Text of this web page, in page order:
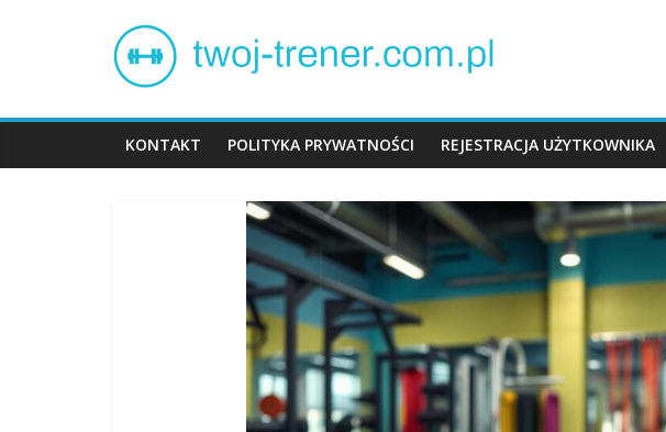
Twój
trener
KONTAKT POLITYKA PRYWATNOŚCI REJESTRACJA UŻYTKOWNIKA